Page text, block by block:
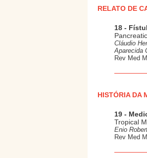
RELATO DE
18 -
Cláudio
Aparecida
Rev Med
HISTÓRIA DA
19 -
Tropical
Enio
Rev Med